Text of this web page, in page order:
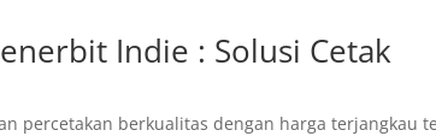
Indie : Solusi Cetak
percetakan berkualitas dengan harga terjangkau